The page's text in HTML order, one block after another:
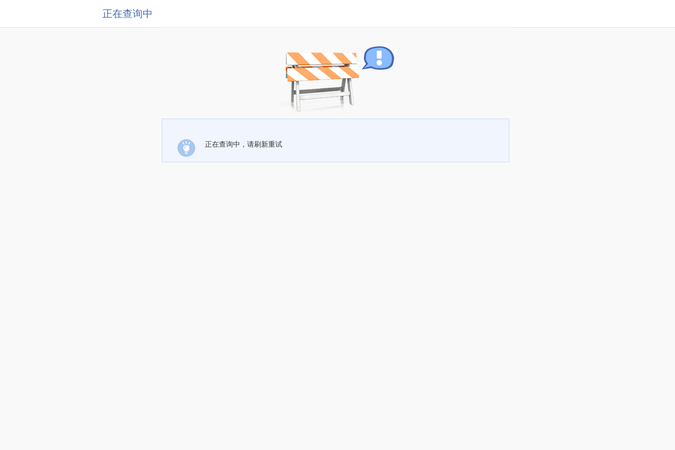
正在查询中
正在查询中，请刷新重试